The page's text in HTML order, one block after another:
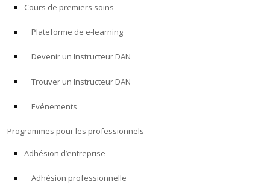
Cours de premiers soins
Plateforme de e-learning
Devenir un Instructeur DAN
Trouver un Instructeur DAN
Evénements
Programmes pour les professionnels
Adhésion d’entreprise
Adhésion professionnelle